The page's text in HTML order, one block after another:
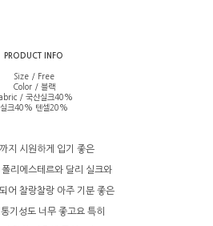
PRODUCT INFO
Size / Free
Color / 블랙
/ 국산실크40%
실크40% 텐셀20%
지 시원하게 입기 좋은
리에스테르와 달리 실크와
어 찰랑찰랑 아주 기분 좋은
기성도 너무 좋고요 특히